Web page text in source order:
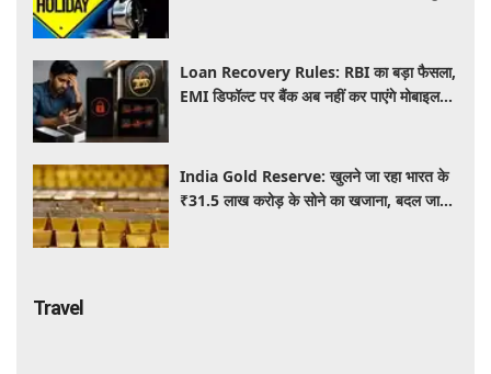
Loan Recovery Rules: RBI का बड़ा फैसला,
EMI डिफॉल्ट पर बैंक अब नहीं कर पाएंगे मोबाइल
India Gold Reserve: खुलने जा रहा भारत के
₹31.5 लाख करोड़ के सोने का खजाना, बदल जाएगा
Travel